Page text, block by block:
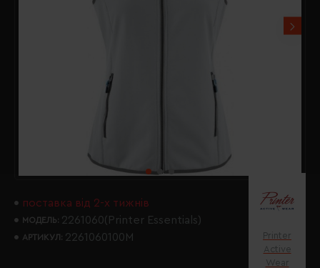
поставка від 2-х тижнів
МОДЕЛЬ: 2261060(Printer Essentials)
АРТИКУЛ: 2261060100M
Printer
Active
Wear